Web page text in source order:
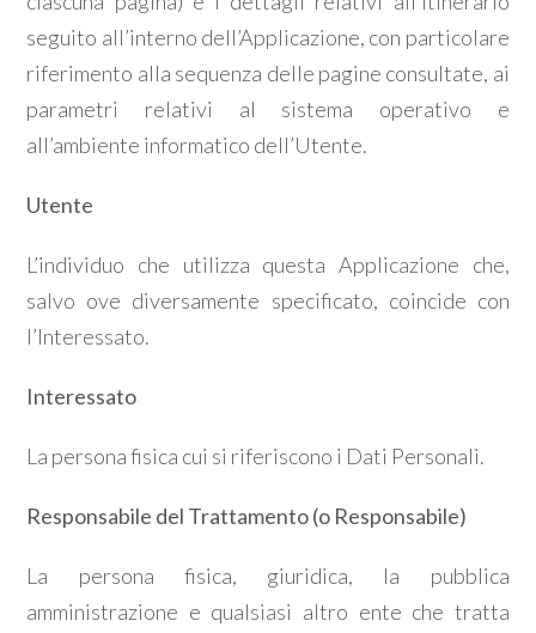
seguito all’interno dell’Applicazione, con particolare
riferimento alla sequenza delle pagine consultate, ai
parametri relativi al sistema operativo e
all’ambiente informatico dell’Utente.
Utente
L’individuo che utilizza questa Applicazione che,
salvo ove diversamente specificato, coincide con
l’Interessato.
Interessato
La persona fisica cui si riferiscono i Dati Personali.
Responsabile del Trattamento (o Responsabile)
La persona fisica, giuridica, la pubblica
amministrazione e qualsiasi altro ente che tratta